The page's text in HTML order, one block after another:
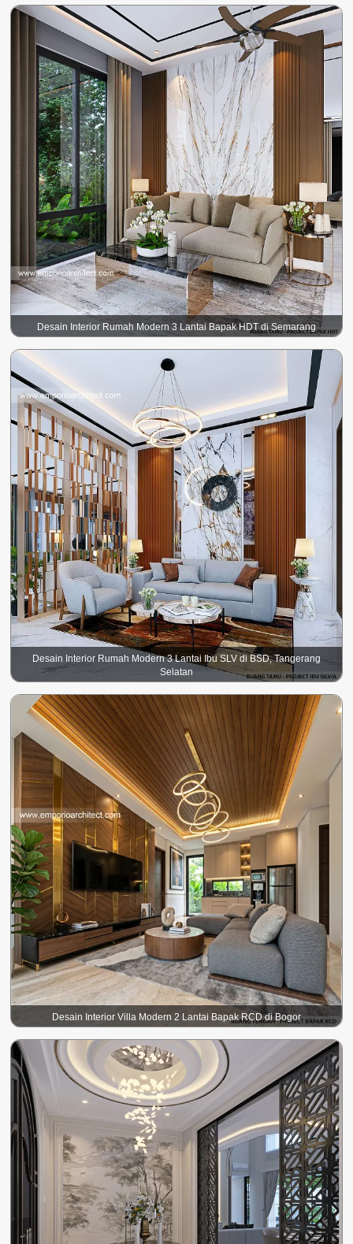
Desain Interior Rumah Modern 3 Lantai Bapak HDT di Semarang
Desain Interior Rumah Modern 3 Lantai Ibu SLV di BSD, Tangerang
Selatan
Desain Interior Villa Modern 2 Lantai Bapak RCD di Bogor